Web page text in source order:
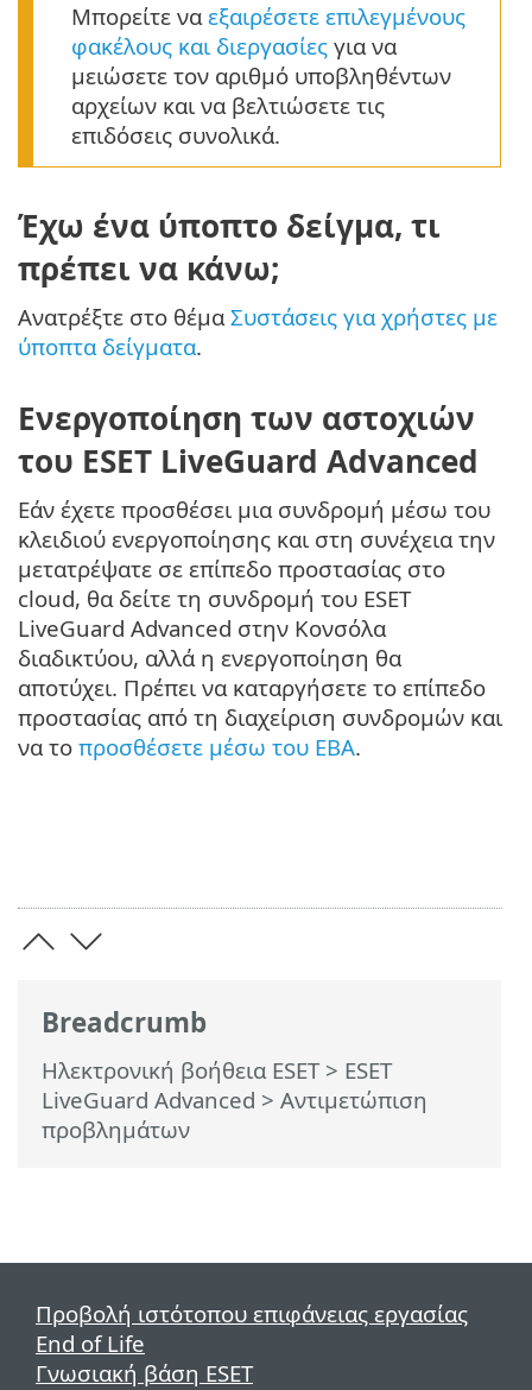
Breadcrumb
Ηλεκτρονική βοήθεια ESET> ESET
LiveGuard Advanced > Αντιμετώπιση
προβλημάτων
Μπορείτε ναεξαιρέσετε επιλεγμένους
φακέλους και διεργασίες για να
μειώσετε τον αριθμό υποβληθέντων
αρχείων και να βελτιώσετε τις
επιδόσεις συνολικά.
Έχω ένα ύποπτο δείγμα, τι
πρέπει να κάνω;
Ανατρέξτε στο θέμα Συστάσεις για χρήστες με
ύποπτα δείγματα.
Ενεργοποίηση των αστοχιών
του ESET LiveGuard Advanced
Εάν έχετε προσθέσει μια συνδρομή μέσω του
κλειδιού ενεργοποίησης και στη συνέχεια την
μετατρέψατε σε επίπεδο προστασίας στο
cloud, θα δείτε τη συνδρομή του ESET
LiveGuard Advanced στην Κονσόλα
διαδικτύου, αλλά η ενεργοποίηση θα
αποτύχει. Πρέπει να καταργήσετε το επίπεδο
προστασίας από τη διαχείριση συνδρομών και
να το προσθέσετε μέσω του EBA.
Προβολή ιστότοπου επιφάνειας εργασίας
End of Life
Γνωσιακή βάση ESET